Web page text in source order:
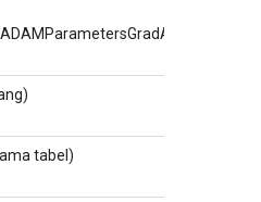
tabel)